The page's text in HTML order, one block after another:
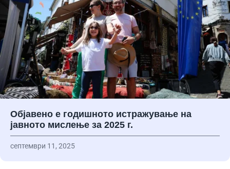
Објавено е годишното истражување на
јавното мислење за 2025 г.
септември 11, 2025